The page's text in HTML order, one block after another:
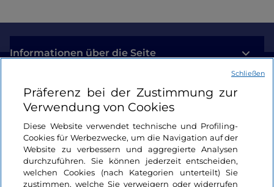
Informationen über die Seite
Nützliche Links
Login
Bleiben wir in Kontakt
Präferenz bei der Zustimmung zur
Verwendung von Cookies
Diese Website verwendet technische und Profiling-
Cookies für Werbezwecke, um die Navigation auf der
Website zu verbessern und aggregierte Analysen
durchzuführen. Sie können jederzeit entscheiden,
welchen Cookies (nach Kategorien unterteilt) Sie
zustimmen, welche Sie verweigern oder widerrufen
Schließen